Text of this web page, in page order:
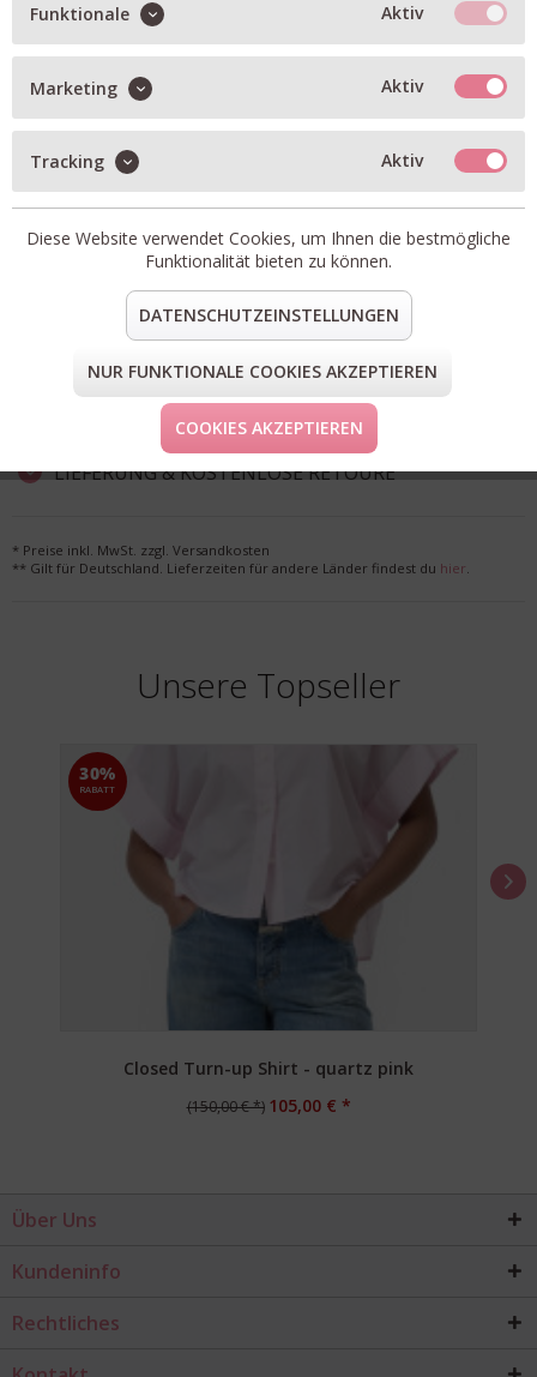
BESCHREIBUNG
Blusentop in red
hinten zu schliessen mit überzogenen Knöpfchen
mit Stretchanteil
Y6SK03-D15-0.1
Material:
96% Baumwolle, 4% Elasthan
teilen
pin it mail teilen
FORM & GRÖSSE
LIEFERUNG & KOSTENLOSE RETOURE
* Preise inkl. MwSt. zzgl. Versandkosten
** Gilt für Deutschland. Lieferzeiten für andere Länder findest du hier.
Unsere Topseller
30%
RABATT
Closed Turn-up Shirt - quartz pink
(150,00 € *) 105,00 € *
Über Uns
Kundeninfo
Rechtliches
Funktionale Aktiv
Marketing Aktiv
Tracking Aktiv
Diese Website verwendet Cookies, um Ihnen die bestmögliche
Funktionalität bieten zu können.
DATENSCHUTZEINSTELLUNGEN
NUR FUNKTIONALE COOKIES AKZEPTIEREN
COOKIES AKZEPTIEREN